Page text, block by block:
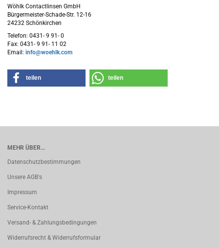
Wöhlk Contactlinsen GmbH
Bürgermeister-Schade-Str. 12-16
24232 Schönkirchen
Telefon: 0431- 9 91- 0
Fax: 0431- 9 91- 11 02
Email: info@woehlk.com
teilen teilen
MEHR ÜBER...
Datenschutzbestimmungen
Unsere AGB's
Impressum
Service-Kontakt
Versand- & Zahlungsbedingungen
Widerrufsrecht & Widerrufsformular